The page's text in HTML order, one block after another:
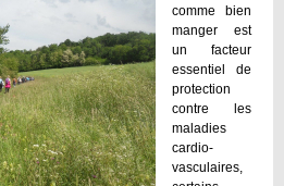
comme bien
manger est
un facteur
essentiel de
protection
contre les
maladies
cardio-
vasculaires,